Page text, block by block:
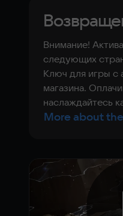
Внимание!
следующих
Ключ для игры с
магазина.
наслаждайтесь
More about